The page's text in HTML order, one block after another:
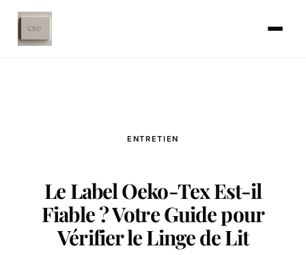
ENTRETIEN
Le Label Oeko-Tex Est-il
Fiable ? Votre Guide pour
Vérifier le Linge de Lit